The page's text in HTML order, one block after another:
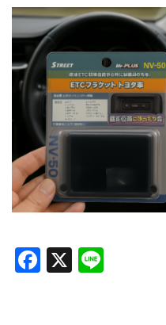
Facebook
X